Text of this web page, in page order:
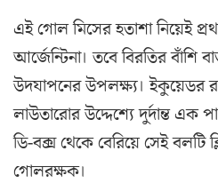
এই গোল মিসের হতাশা নিয়েই
আর্জেন্টিনা। তবে বিরতির বাঁশি
উদযাপনের উপলক্ষ্য। ইকুয়েডর
লাউতারোর উদ্দেশ্যে দুর্দান্ত এক
ডি-বক্স থেকে বেরিয়ে সেই বলটি
গোলরক্ষক।